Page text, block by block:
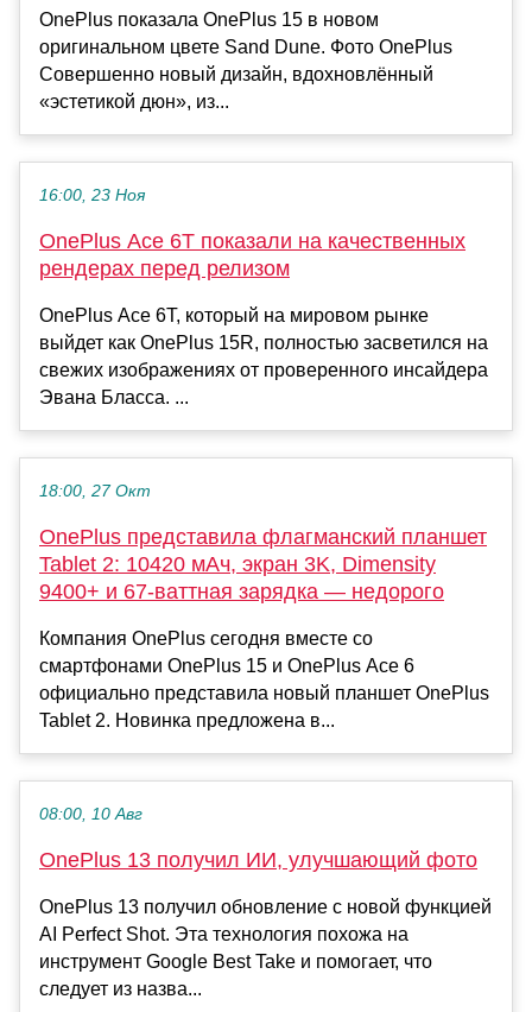
OnePlus показала OnePlus 15 в новом
оригинальном цвете Sand Dune. Фото OnePlus
Совершенно новый дизайн, вдохновлённый
«эстетикой дюн», из...
16:00, 23 Ноя
OnePlus Ace 6T показали на качественных
рендерах перед релизом
OnePlus Ace 6T, который на мировом рынке
выйдет как OnePlus 15R, полностью засветился на
свежих изображениях от проверенного инсайдера
Эвана Бласса. ...
18:00, 27 Окт
OnePlus представила флагманский планшет
Tablet 2: 10420 мАч, экран 3K, Dimensity
9400+ и 67-ваттная зарядка — недорого
Компания OnePlus сегодня вместе со
смартфонами OnePlus 15 и OnePlus Ace 6
официально представила новый планшет OnePlus
Tablet 2. Новинка предложена в...
08:00, 10 Авг
OnePlus 13 получил ИИ, улучшающий фото
OnePlus 13 получил обновление с новой функцией
AI Perfect Shot. Эта технология похожа на
инструмент Google Best Take и помогает, что
следует из назва...